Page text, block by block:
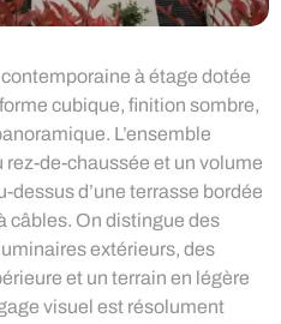
à étage dotée
cubique, finition sombre,
L’ensemble
de-chaussée et un volume
dessus d’une terrasse bordée
câbles. On distingue des
extérieurs, des
et un terrain en légère
visuel est résolument